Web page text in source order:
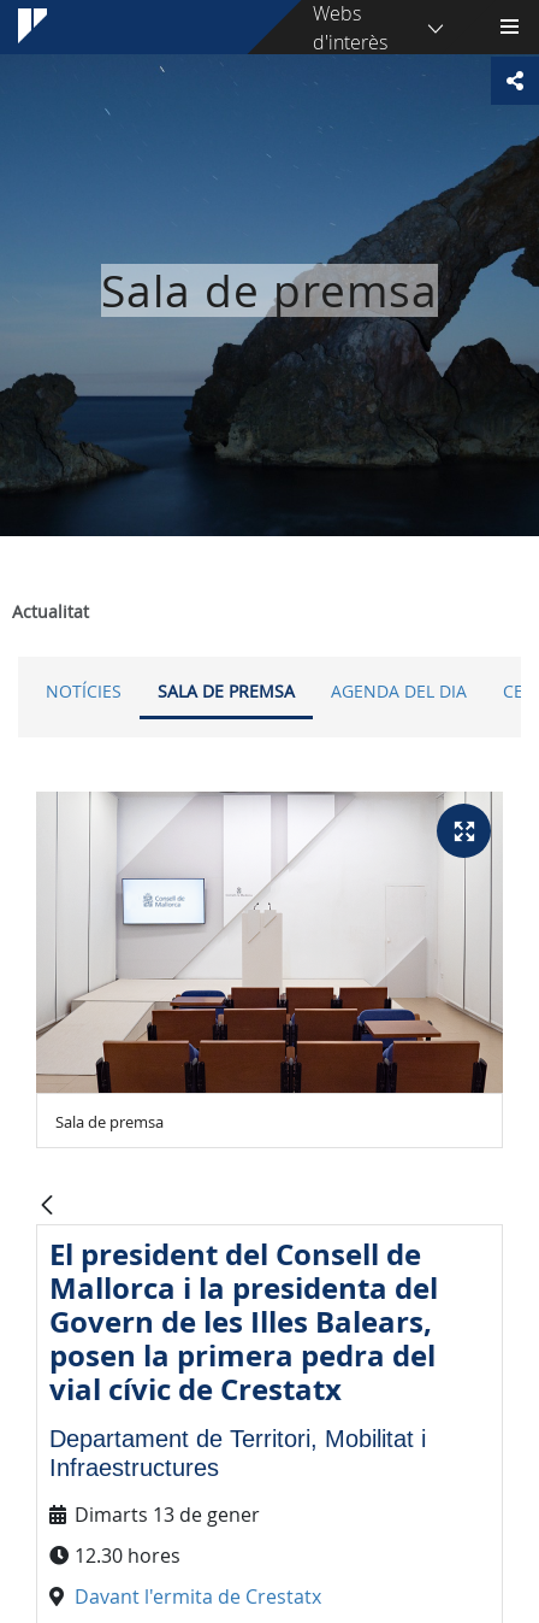
Webs
d'interès
Sala de premsa
Actualitat
NOTÍCIES SALA DE PREMSA AGENDA DEL DIA
Sala de premsa
El president del Consell de
Mallorca i la presidenta del
Govern de les Illes Balears,
posen la primera pedra del
vial cívic de Crestatx
Departament de Territori, Mobilitat i
Infraestructures
Dimarts 13 de gener
12.30 hores
Davant l'ermita de Crestatx